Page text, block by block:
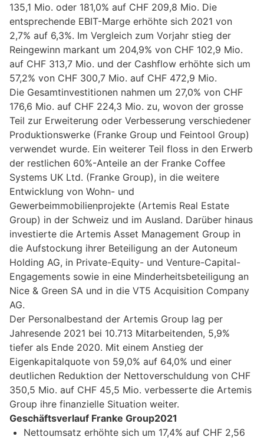
135,1 Mio. oder 181,0% auf CHF 209,8 Mio. Die
entsprechende EBIT-Marge erhöhte sich 2021 von
2,7% auf 6,3%. Im Vergleich zum Vorjahr stieg der
Reingewinn markant um 204,9% von CHF 102,9 Mio.
auf CHF 313,7 Mio. und der Cashflow erhöhte sich um
57,2% von CHF 300,7 Mio. auf CHF 472,9 Mio.
Die Gesamtinvestitionen nahmen um 27,0% von CHF
176,6 Mio. auf CHF 224,3 Mio. zu, wovon der grosse
Teil zur Erweiterung oder Verbesserung verschiedener
Produktionswerke (Franke Group und Feintool Group)
verwendet wurde. Ein weiterer Teil floss in den Erwerb
der restlichen 60%-Anteile an der Franke Coffee
Systems UK Ltd. (Franke Group), in die weitere
Entwicklung von Wohn- und
Gewerbeimmobilienprojekte (Artemis Real Estate
Group) in der Schweiz und im Ausland. Darüber hinaus
investierte die Artemis Asset Management Group in
die Aufstockung ihrer Beteiligung an der Autoneum
Holding AG, in Private-Equity- und Venture-Capital-
Engagements sowie in eine Minderheitsbeteiligung an
Nice & Green SA und in die VT5 Acquisition Company
AG.
Der Personalbestand der Artemis Group lag per
Jahresende 2021 bei 10.713 Mitarbeitenden, 5,9%
tiefer als Ende 2020. Mit einem Anstieg der
Eigenkapitalquote von 59,0% auf 64,0% und einer
deutlichen Reduktion der Nettoverschuldung von CHF
350,5 Mio. auf CHF 45,5 Mio. verbesserte die Artemis
Group ihre finanzielle Situation weiter.
Geschäftsverlauf Franke Group2021
Nettoumsatz erhöhte sich um 17,4% auf CHF 2,56